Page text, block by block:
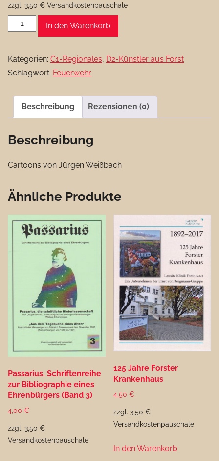
war:
4,50 €
ist:
1,50 €.
zzgl. 3,50 € Versandkostenpauschale
neuen
der
neuen
Menge
In den Warenkorb
Kategorien: C1-Regionales, D2-Künstler aus Forst
Schlagwort: Feuerwehr
Beschreibung Rezensionen (0)
Beschreibung
Cartoons von Jürgen Weißbach
Ähnliche Produkte
Passarius. Schriftenreihe
zur Bibliographie eines
Ehrenbürgers (Band 3)
4,00 €
zzgl. 3,50 €
Versandkostenpauschale
125 Jahre Forster
Krankenhaus
4,50€
zzgl. 3,50 €
Versandkostenpauschale
In den Warenkorb